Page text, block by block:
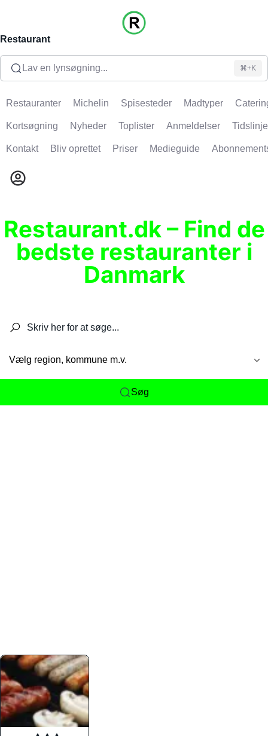
Restaurant
Lav en lynsøgning... ⌘+K
Restauranter Michelin Spisesteder Madtyper
Kortsøgning Nyheder Toplister Anmeldelser Tidslinje
Kontakt Bliv oprettet Priser Medieguide
Restaurant.dk – Find de
bedste restauranter i
Danmark
Vælg region, kommune m.v.
Søg